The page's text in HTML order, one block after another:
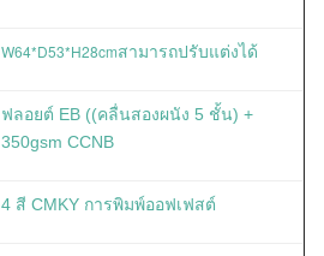
W64*D53*H28cmสามารถปรับแต่งได้
ฟลอยต์ EB ((คลื่นสองผนัง 5 ชั้น) +
350gsm CCNB
4 สี CMKY การพิมพ์ออฟเฟสต์